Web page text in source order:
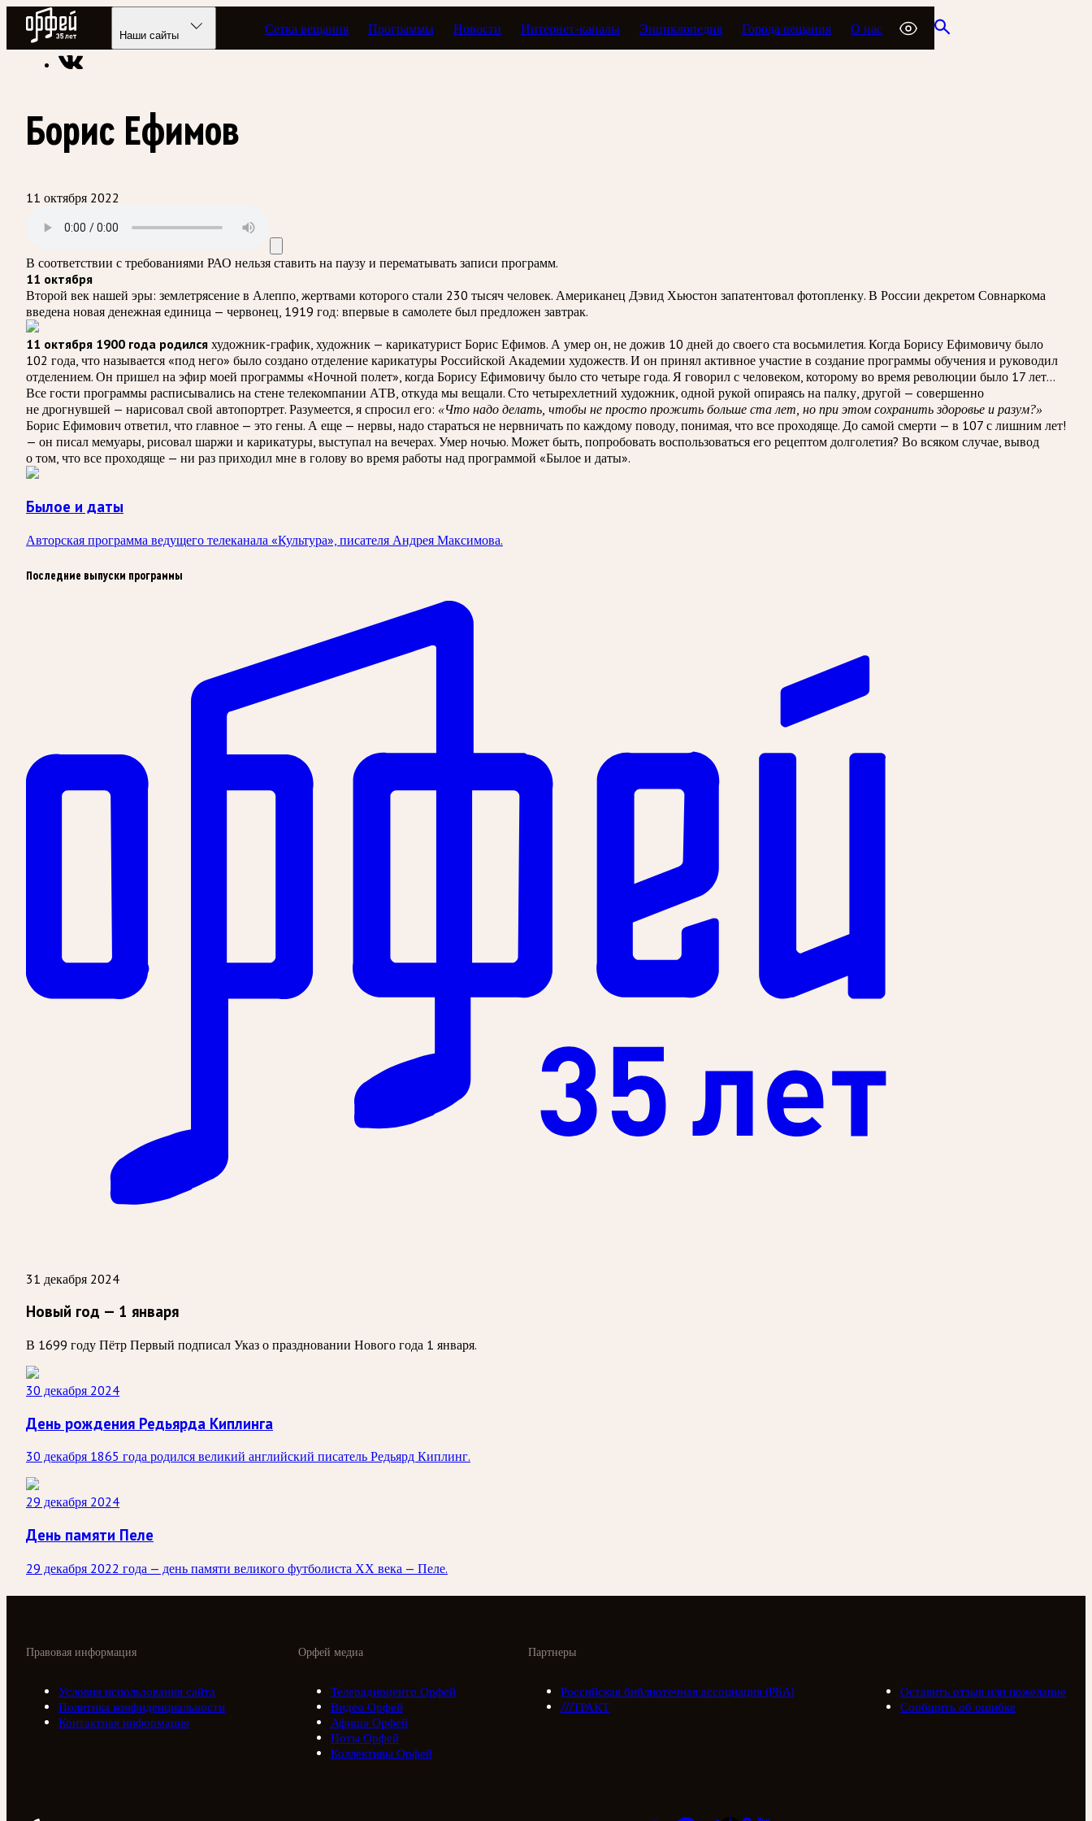
Радио Орфей
Наши сайты Сетка вещания Программы Новости Интернет-каналы Энциклопедия Города вещания О нас
Радио классической музыки «Орфей» Подкасты Былое и даты
Борис Ефимов
11 октября 2022
В соответствии с требованиями РАО нельзя ставить на паузу и перематывать записи программ.
11 октября
Второй век нашей эры: землетрясение в Алеппо, жертвами которого стали 230 тысяч человек. Американец Дэвид Хьюстон запатентовал фотопленку. В России декретом Совнаркома
введена новая денежная единица — червонец, 1919 год: впервые в самолете был предложен завтрак.
11 октября 1900 года родился художник-график, художник — карикатурист Борис Ефимов. А умер он, не дожив 10 дней до своего ста восьмилетия. Когда Борису Ефимовичу было
102 года, что называется «под него» было создано отделение карикатуры Российской Академии художеств. И он принял активное участие в создание программы обучения и руководил
отделением. Он пришел на эфир моей программы «Ночной полет», когда Борису Ефимовичу было сто четыре года. Я говорил с человеком, которому во время революции было 17 лет…
Все гости программы расписывались на стене телекомпании АТВ, откуда мы вещали. Сто четырехлетний художник, одной рукой опираясь на палку, другой — совершенно
не дрогнувшей — нарисовал свой автопортрет. Разумеется, я спросил его: «Что надо делать, чтобы не просто прожить больше ста лет, но при этом сохранить здоровье и разум?»
Борис Ефимович ответил, что главное — это гены. А еще — нервы, надо стараться не нервничать по каждому поводу, понимая, что все проходяще. До самой смерти — в 107 с лишним лет!
— он писал мемуары, рисовал шаржи и карикатуры, выступал на вечерах. Умер ночью. Может быть, попробовать воспользоваться его рецептом долголетия? Во всяком случае, вывод
о том, что все проходяще — ни раз приходил мне в голову во время работы над программой «Былое и даты».
Былое и даты
Авторская программа ведущего телеканала «Культура», писателя Андрея Максимова.
Последние выпуски программы
31 декабря 2024
Новый год — 1 января
В 1699 году Пётр Первый подписал Указ о праздновании Нового года 1 января.
30 декабря 2024
День рождения Редьярда Киплинга
30 декабря 1865 года родился великий английский писатель Редьярд Киплинг.
29 декабря 2024
День памяти Пеле
29 декабря 2022 года — день памяти великого футболиста ХХ века — Пеле.
Орфей медиа
Телерадиоцентр Орфей
Видео Орфей
Афиша Орфей
Ноты Орфей
Коллективы Орфей
Партнеры
Российская библиотечная ассоциация (РБА)
///ТРАКТ
Правовая информация
Условия использования сайта
Политика конфиденциальности
Контактная информация
Оставить отзыв или пожелание
Сообщить об ошибке